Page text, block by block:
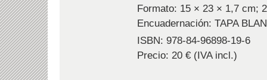
Formato: 15 × 23 × 1,7 cm;
Encuadernación: TAPA
ISBN: 978-84-96898-19-6
Precio: 20 € (IVA incl.)